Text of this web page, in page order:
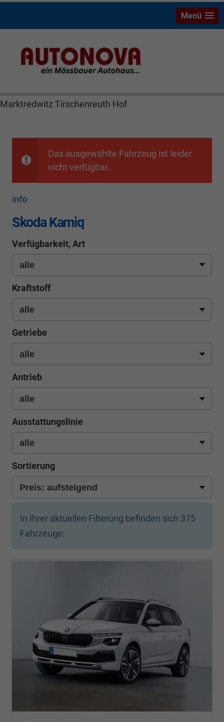
Skoda Kamiq Bayreuth Nützel Mössbauer Autonova
Brucker Räthel MGS Autohaus günstig Finanzierung
Marktredwitz Tirschenreuth Hof
Menü
Das ausgewählte Fahrzeug ist leider
nicht verfügbar.
info
Skoda Kamiq
Verfügbarkeit, Art
Kraftstoff
Getriebe
Antrieb
Ausstattungslinie
Sortierung
In Ihrer aktuellen Filterung befinden sich 375
Fahrzeuge: